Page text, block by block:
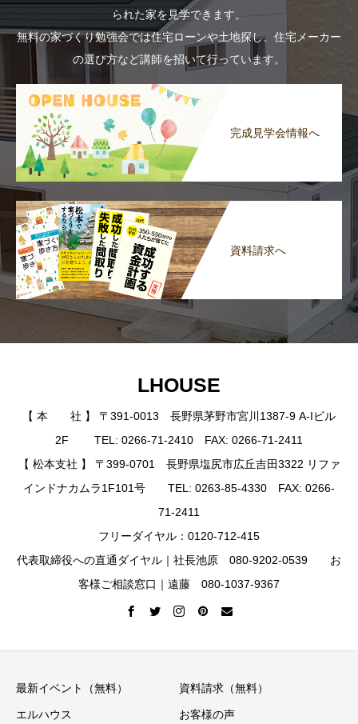
られた家を見学できます。
無料の家づくり勉強会では住宅ローンや土地探し、住宅メーカー
の選び方など講師を招いて行っています。
完成見学会情報へ
資料請求へ
LHOUSE
【 本 社 】 〒391-0013 長野県茅野市宮川1387-9 A-Iビル
2F TEL: 0266-71-2410 FAX: 0266-71-2411
【 松本支社 】 〒399-0701 長野県塩尻市広丘吉田3322 リファ
インドナカムラ1F101号 TEL: 0263-85-4330 FAX: 0266-
71-2411
フリーダイヤル：0120-712-415
代表取締役への直通ダイヤル｜社長池原 080-9202-0539 お
客様ご相談窓口｜遠藤 080-1037-9367
最新イベント（無料） 資料請求（無料）
エルハウス お客様の声